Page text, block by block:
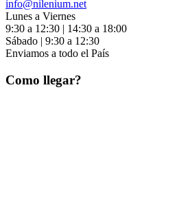
info@nilenium.net
Lunes a Viernes
9:30 a 12:30 | 14:30 a 18:00
Sábado | 9:30 a 12:30
Enviamos a todo el País
Como llegar?